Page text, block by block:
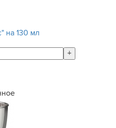
на 130 мл
+